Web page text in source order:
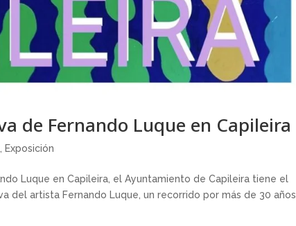
de Fernando Luque en Capileira
Exposición
Luque en Capileira, el Ayuntamiento de Capileira tiene el
del artista Fernando Luque, un recorrido por más de 30 años